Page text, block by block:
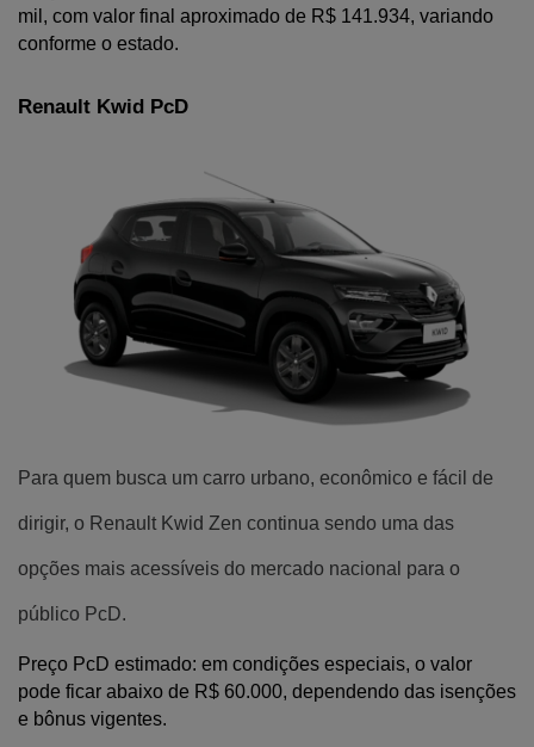
mil, com valor final aproximado de R$ 141.934, variando
conforme o estado.
Renault Kwid PcD
Para quem busca um carro urbano, econômico e fácil de
dirigir, o Renault Kwid Zen continua sendo uma das
opções mais acessíveis do mercado nacional para o
público PcD.
Preço PcD estimado: em condições especiais, o valor
pode ficar abaixo de R$ 60.000, dependendo das isenções
e bônus vigentes.